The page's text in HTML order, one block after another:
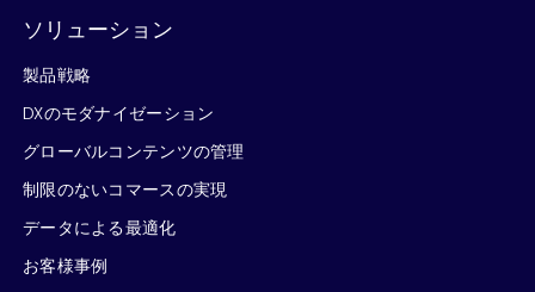
ソリューション
製品戦略
DXのモダナイゼーション
グローバルコンテンツの管理
制限のないコマースの実現
データによる最適化
お客様事例